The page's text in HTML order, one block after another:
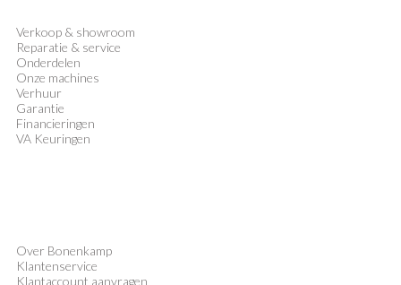
Verkoop & showroom
Reparatie & service
Onderdelen
Onze machines
Verhuur
Garantie
Financieringen
VA Keuringen
Over Bonenkamp
Klantenservice
Klantaccount aanvragen